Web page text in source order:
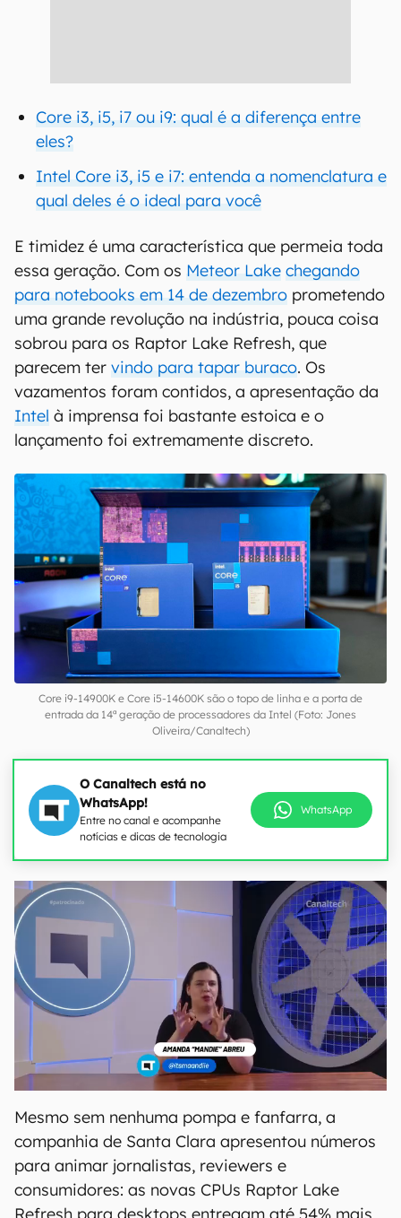
Core i3, i5, i7 ou i9: qual é a diferença entre
eles?
Intel Core i3, i5 e i7: entenda a nomenclatura e
qual deles é o ideal para você
E timidez é uma característica que permeia toda
essa geração. Com os Meteor Lake chegando
para notebooks em 14 de dezembro prometendo
uma grande revolução na indústria, pouca coisa
sobrou para os Raptor Lake Refresh, que
parecem ter vindo para tapar buraco. Os
vazamentos foram contidos, a apresentação da
Intel à imprensa foi bastante estoica e o
lançamento foi extremamente discreto.
Core i9-14900K e Core i5-14600K são o topo de linha e a porta de
entrada da 14ª geração de processadores da Intel (Foto: Jones
Oliveira/Canaltech)
O Canaltech está no
WhatsApp!
Entre no canal e acompanhe
notícias e dicas de tecnologia
WhatsApp
Mesmo sem nenhuma pompa e fanfarra, a
companhia de Santa Clara apresentou números
para animar jornalistas, reviewers e
consumidores: as novas CPUs Raptor Lake